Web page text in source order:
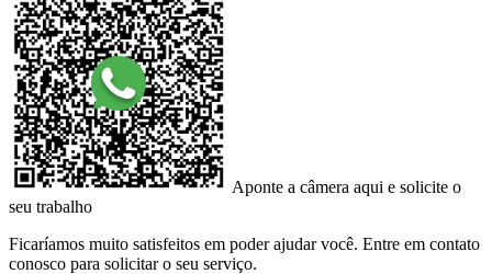
Aponte a câmera aqui e solicite o
seu trabalho
Ficaríamos muito satisfeitos em poder ajudar você. Entre em contato
conosco para solicitar o seu serviço.